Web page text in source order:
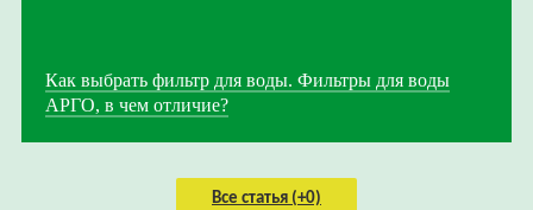
Как выбрать фильтр для воды. Фильтры для воды
АРГО, в чем отличие?
Все статья (+0)